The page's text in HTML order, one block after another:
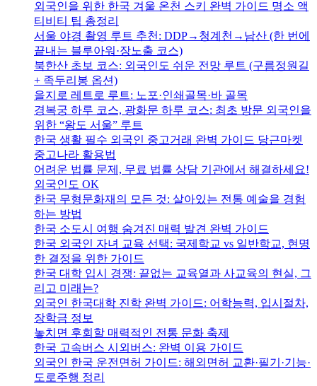
외국인을 위한 한국 겨울 온천 스키 완벽 가이드 명소 액
티비티 팁 총정리
서울 야경 촬영 루트 추천: DDP→청계천→남산 (한 번에
끝내는 블루아워·장노출 코스)
북한산 초보 코스: 외국인도 쉬운 전망 루트 (구름정원길
+ 족두리봉 옵션)
을지로 레트로 루트: 노포·인쇄골목·바 골목
경복궁 하루 코스, 광화문 하루 코스: 최초 방문 외국인을
위한 “왕도 서울” 루트
한국 생활 필수 외국인 중고거래 완벽 가이드 당근마켓
중고나라 활용법
어려운 법률 문제, 무료 법률 상담 기관에서 해결하세요!
외국인도 OK
한국 무형문화재의 모든 것: 살아있는 전통 예술을 경험
하는 방법
한국 소도시 여행 숨겨진 매력 발견 완벽 가이드
한국 외국인 자녀 교육 선택: 국제학교 vs 일반학교, 현명
한 결정을 위한 가이드
한국 대학 입시 경쟁: 끝없는 교육열과 사교육의 현실, 그
리고 미래는?
외국인 한국대학 진학 완벽 가이드: 어학능력, 입시절차,
장학금 정보
놓치면 후회할 매력적인 전통 문화 축제
한국 고속버스 시외버스: 완벽 이용 가이드
외국인 한국 운전면허 가이드: 해외면허 교환·필기·기능·
도로주행 정리